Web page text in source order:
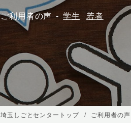
ご利用者の声 学生 若者
埼玉しごとセンタートップ ご利用者の声